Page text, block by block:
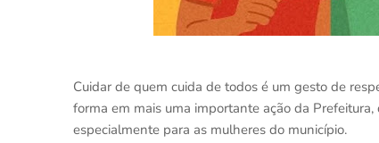
Cuidar de quem cuida de todos é um gesto de
forma em mais uma importante ação da
especialmente para as mulheres do município.